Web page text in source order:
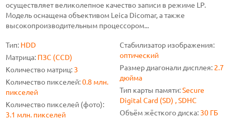
осуществляет великолепное качество записи в режиме LP.
Модель оснащена объективом Leica Dicomar, а также
высокопроизводительным процессором...
Тип: HDD
Матрица: ПЗС (CCD)
Количество матриц:3
Количество пикселей:0.8 млн.
пикселей
Количество пикселей (фото):
3.1 млн. пикселей
Стабилизатор изображения:
оптический
Размер диагонали дисплея: 2.7
дюйма
Тип карты памяти:Secure
Digital Card (SD) , SDHC
Объём жёсткого диска:30 ГБ